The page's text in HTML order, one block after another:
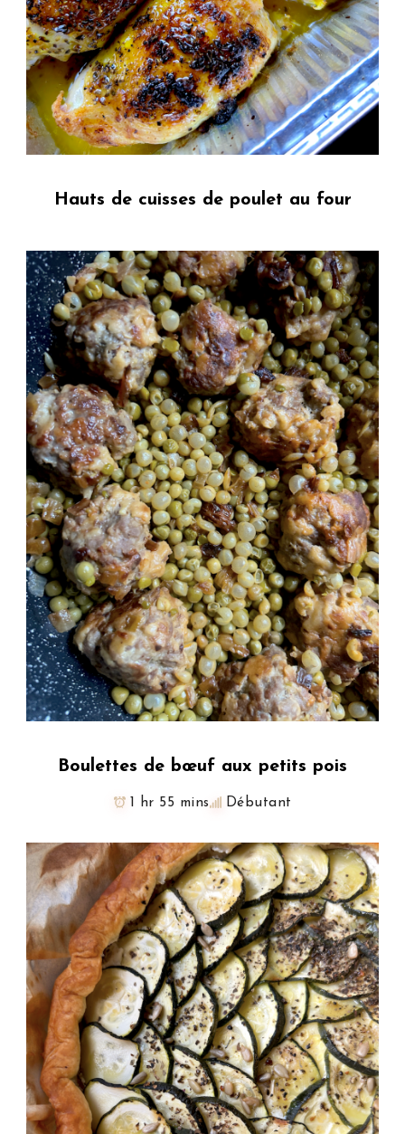
Hauts de cuisses de poulet au four
Boulettes de bœuf aux petits pois
1 hr 55 mins Débutant